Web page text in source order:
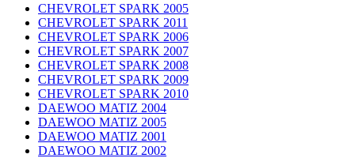
CHEVROLET SPARK 2005
CHEVROLET SPARK 2011
CHEVROLET SPARK 2006
CHEVROLET SPARK 2007
CHEVROLET SPARK 2008
CHEVROLET SPARK 2009
CHEVROLET SPARK 2010
DAEWOO MATIZ 2004
DAEWOO MATIZ 2005
DAEWOO MATIZ 2001
DAEWOO MATIZ 2002